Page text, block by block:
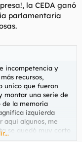
la CEDA ganó
parlamentaria
incompetencia y
recursos,
unico que fueron
montar una serie de
de la memoria
izquierda
aqui algunos, me
se quedó muy corto